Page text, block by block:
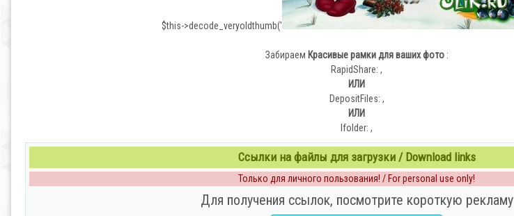
$this->decode_veryoldthumb('
Забираем Красивые рамки для ваших фото:
RapidShare: ,
ИЛИ
DepositFiles: ,
ИЛИ
Ifolder: ,
Ссылки на файлы для загрузки / Download links
Только для личного пользования! / For personal use only!
Для получения ссылок, посмотрите короткую рекламу